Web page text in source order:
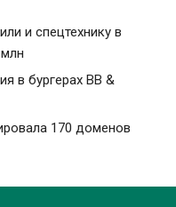
и спецтехнику в
в бургерах BB &
170 доменов